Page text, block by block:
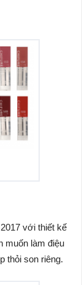
với thiết kế
muốn làm điệu
thỏi son riêng.